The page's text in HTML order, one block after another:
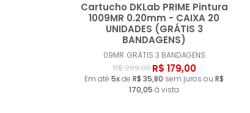
Cartucho DKLab PRIME Pintura
1009MR 0.20mm - CAIXA 20
UNIDADES (GRÁTIS 3
BANDAGENS)
09MR GRÁTIS 3 BANDAGENS
R$ 209,00R$ 179,00
Em até 5xde R$ 35,80 sem juros ou R$
170,05 à vista
Comprar